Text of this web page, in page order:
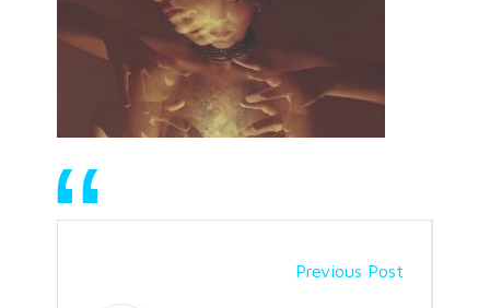
Previous Post